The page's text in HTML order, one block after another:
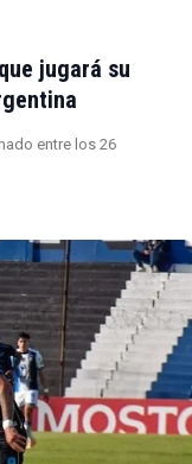
jugará su
entre los 26